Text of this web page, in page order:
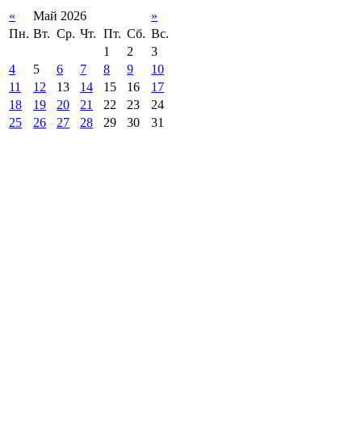
« Май 2026
»
Пн. Вт. Ср. Чт. Пт. Сб. Вс.
1
2
3
4
5 6 7 8 9
10
11
12 13 14 15 16
17
18
19 20 21 22 23
24
25
26 27 28 29 30 31